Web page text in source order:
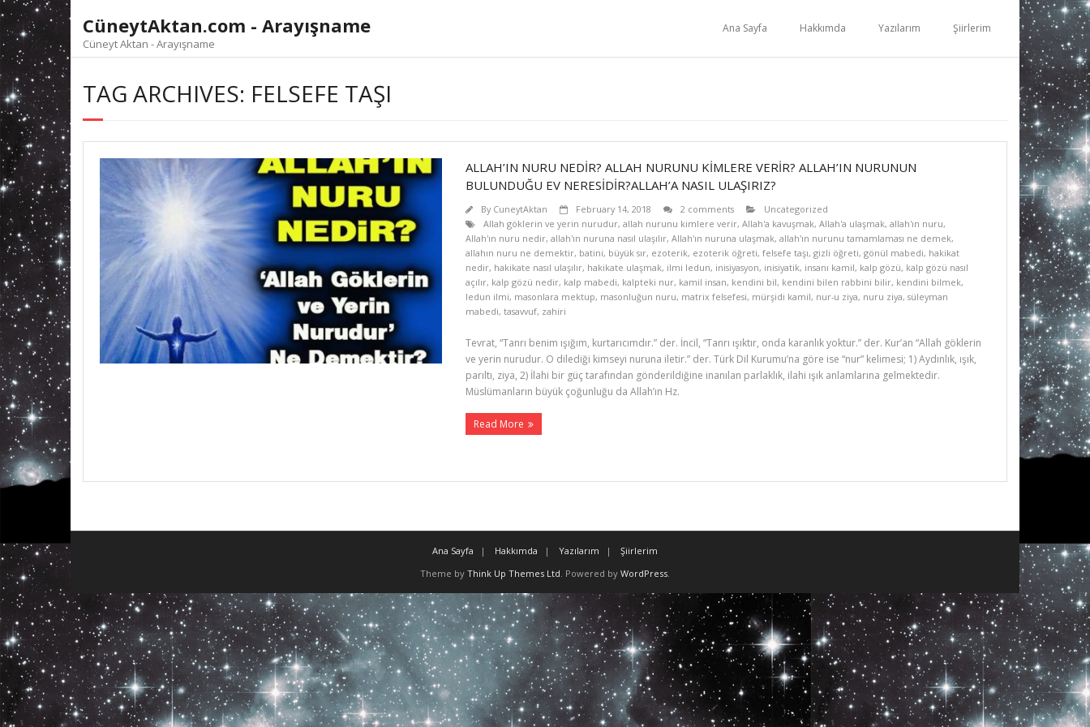
to
content
CüneytAktan.com - Arayışname
Cüneyt Aktan - Arayışname
Ana Sayfa Hakkımda Yazılarım Şiirlerim
TAG ARCHIVES: FELSEFE TAŞI
ALLAH’IN NURU NEDİR? ALLAH NURUNU KİMLERE VERİR? ALLAH’IN NURUNUN
BULUNDUĞU EV NERESİDİR?ALLAH’A NASIL ULAŞIRIZ?
By CuneytAktan February 14, 2018 2 comments
Uncategorized
Allah göklerin ve yerin nurudur, allah nurunu kimlere verir, Allah'a kavuşmak, Allah'a ulaşmak, allah'ın nuru,
Allah'ın nuru nedir, allah'ın nuruna nasıl ulaşılır, Allah'ın nuruna ulaşmak, allah'ın nurunu tamamlaması ne demek,
allahın nuru ne demektir, batini, büyük sır, ezoterik, ezoterik öğreti, felsefe taşı, gizli öğreti, gönül mabedi, hakikat
nedir, hakikate nasıl ulaşılır, hakikate ulaşmak, ilmi ledun, inisiyasyon, inisiyatik, insanı kamil, kalp gözü, kalp gözü nasıl
açılır, kalp gözü nedir, kalp mabedi, kalpteki nur, kamil insan, kendini bil, kendini bilen rabbini bilir, kendini bilmek,
ledun ilmi, masonlara mektup, masonluğun nuru, matrix felsefesi, mürşidi kamil, nur-u ziya, nuru ziya, süleyman
mabedi, tasavvuf, zahiri
Tevrat, “Tanrı benim ışığım, kurtarıcımdır.” der. İncil, “Tanrı ışıktır, onda karanlık yoktur.” der. Kur’an “Allah göklerin
ve yerin nurudur. O dilediği kimseyi nuruna iletir.” der. Türk Dil Kurumu’na göre ise “nur” kelimesi; 1) Aydınlık, ışık,
parıltı, ziya, 2) İlahi bir güç tarafından gönderildiğine inanılan parlaklık, ilahi ışık anlamlarına gelmektedir.
Müslümanların büyük çoğunluğu da Allah’ın Hz.
Read More
Ana Sayfa Hakkımda Yazılarım
Şiirlerim
Theme by Think Up Themes Ltd. Powered by WordPress.